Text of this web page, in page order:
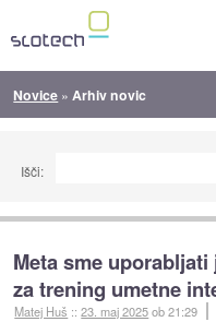
Novice » Arhiv novic
Išči:
Meta sme
za trening umetne
Matej Huš ::23. maj 2025ob 21:29